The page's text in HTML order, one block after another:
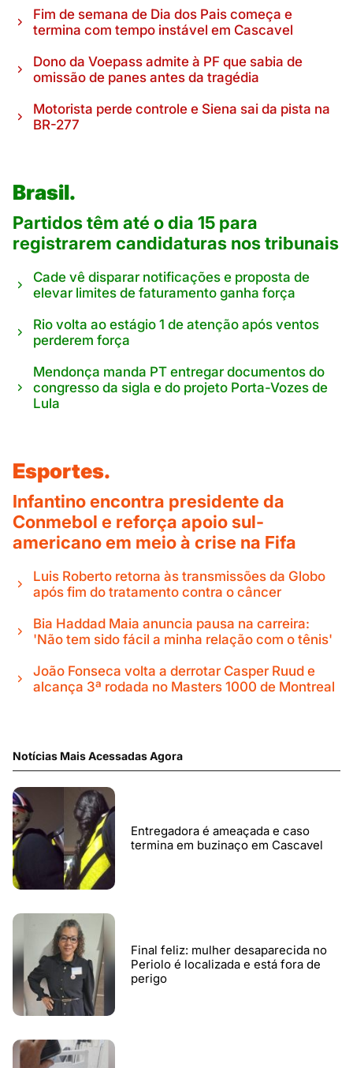
Fim de semana de Dia dos Pais começa e
termina com tempo instável em Cascavel
Dono da Voepass admite à PF que sabia de
omissão de panes antes da tragédia
Motorista perde controle e Siena sai da pista na
BR-277
Brasil.
Partidos têm até o dia 15 para
registrarem candidaturas nos tribunais
Cade vê disparar notificações e proposta de
elevar limites de faturamento ganha força
Rio volta ao estágio 1 de atenção após ventos
perderem força
Mendonça manda PT entregar documentos do
congresso da sigla e do projeto Porta-Vozes de
Lula
Esportes.
Infantino encontra presidente da
Conmebol e reforça apoio sul-
americano em meio à crise na Fifa
Luis Roberto retorna às transmissões da Globo
após fim do tratamento contra o câncer
Bia Haddad Maia anuncia pausa na carreira:
'Não tem sido fácil a minha relação com o tênis'
João Fonseca volta a derrotar Casper Ruud e
alcança 3ª rodada no Masters 1000 de Montreal
Notícias Mais Acessadas Agora
Entregadora é ameaçada e caso
termina em buzinaço em Cascavel
Final feliz: mulher desaparecida no
Periolo é localizada e está fora de
perigo